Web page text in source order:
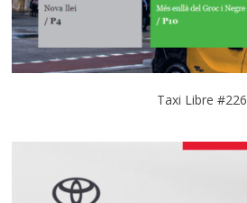
Taxi Libre #226